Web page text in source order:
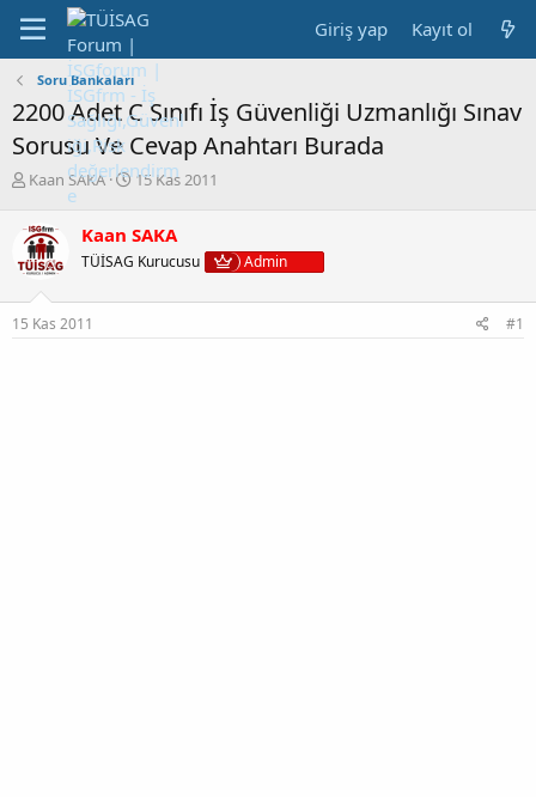
Giriş yap Kayıt ol
Soru Bankaları
2200 Adet C Sınıfı İş Güvenliği Uzmanlığı Sınav
Sorusu Ve Cevap Anahtarı Burada
K
n
b
u
u
b
Kaan SAKA
B
l
a
g
15 Kas 2011
Kaan SAKA
TÜİSAG Kurucusu Admin
15 Kas 2011 #1